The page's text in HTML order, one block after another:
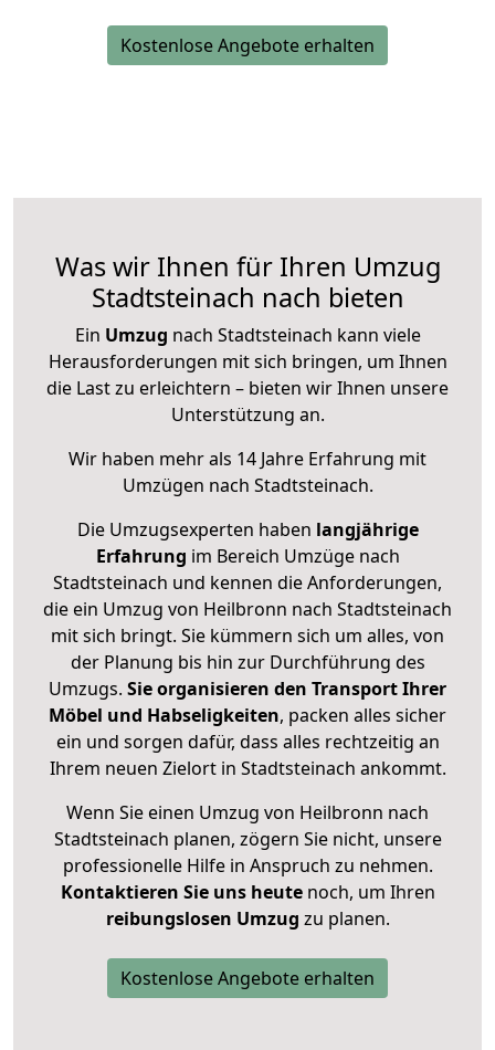
Kostenlose Angebote erhalten
Was wir Ihnen für Ihren Umzug
Stadtsteinach nach bieten
Ein Umzug nach Stadtsteinach kann viele
Herausforderungen mit sich bringen, um Ihnen
die Last zu erleichtern – bieten wir Ihnen unsere
Unterstützung an.
Wir haben mehr als 14 Jahre Erfahrung mit
Umzügen nach Stadtsteinach.
Die Umzugsexperten haben langjährige
Erfahrung im Bereich Umzüge nach
Stadtsteinach und kennen die Anforderungen,
die ein Umzug von Heilbronn nach Stadtsteinach
mit sich bringt. Sie kümmern sich um alles, von
der Planung bis hin zur Durchführung des
Umzugs. Sie organisieren den Transport Ihrer
Möbel und Habseligkeiten, packen alles sicher
ein und sorgen dafür, dass alles rechtzeitig an
Ihrem neuen Zielort in Stadtsteinach ankommt.
Wenn Sie einen Umzug von Heilbronn nach
Stadtsteinach planen, zögern Sie nicht, unsere
professionelle Hilfe in Anspruch zu nehmen.
Kontaktieren Sie uns heutenoch, um Ihren
reibungslosen Umzug zu planen.
Kostenlose Angebote erhalten